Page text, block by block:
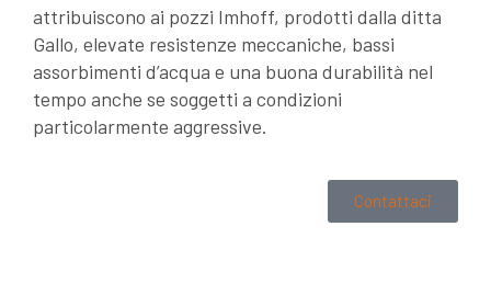
attribuiscono ai pozzi Imhoff, prodotti dalla ditta
Gallo, elevate resistenze meccaniche, bassi
assorbimenti d’acqua e una buona durabilità nel
tempo anche se soggetti a condizioni
particolarmente aggressive.
Contattaci